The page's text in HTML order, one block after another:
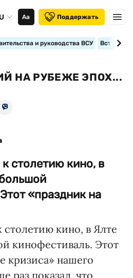
Аа Поддержать
и руководства ВСУ
НА РУБЕЖЕ ЭПОХ...
столетию кино, в
«праздник на
кино, в Ялте
кинофестиваль. Этот
кризиса» нашего
раз показал, что,